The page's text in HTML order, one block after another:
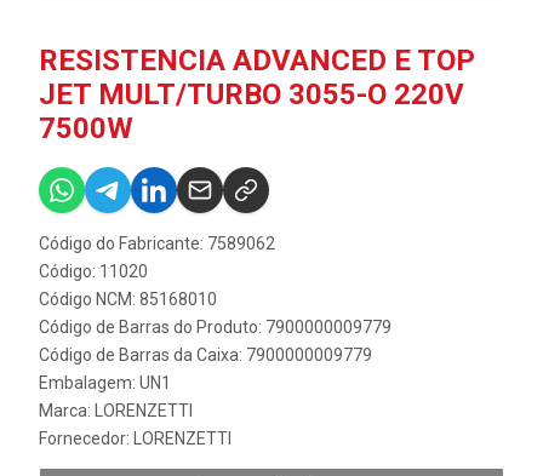
RESISTENCIA ADVANCED E TOP
JET MULT/TURBO 3055-O 220V
7500W
Código do Fabricante: 7589062
Código: 11020
Código NCM: 85168010
Código de Barras do Produto: 7900000009779
Código de Barras da Caixa: 7900000009779
Embalagem: UN1
Marca:
LORENZETTI
Fornecedor:
LORENZETTI